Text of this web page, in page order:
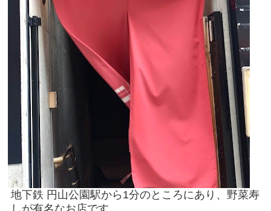
地下鉄 円山公園駅から1分のところにあり、野菜寿
しが有名なお店です。